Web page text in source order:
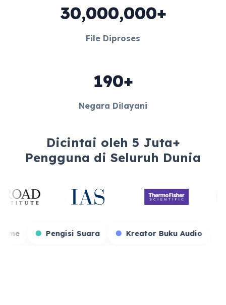
30,000,000+
File Diproses
190+
Negara Dilayani
Dicintai oleh 5 Juta+
Pengguna di Seluruh Dunia
Streamer Game Pengisi Suara Kreator